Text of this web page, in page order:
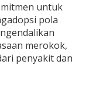
untuk
pola
merokok,
penyakit dan